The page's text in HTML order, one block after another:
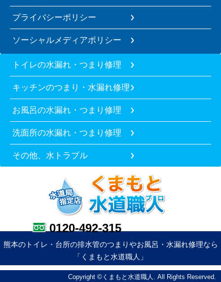
プライバシーポリシー
ソーシャルメディアポリシー
トイレの水漏れ・つまり修理
キッチンのつまり・水漏れ修理
お風呂の水漏れ・つまり修理
洗面所の水漏れ・つまり修理
その他、水トラブル
0120-492-315
熊本のトイレ・台所の排水管のつまりやお風呂・水漏れ修理なら
「くまもと水道職人」
Copyright ©くまもと水道職人. All Rights Reserved.